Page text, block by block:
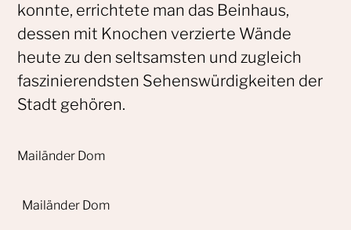
konnte, errichtete man das Beinhaus,
dessen mit Knochen verzierte Wände
heute zu den seltsamsten und zugleich
faszinierendsten Sehenswürdigkeiten der
Stadt gehören.
Mailänder Dom
Mailänder Dom